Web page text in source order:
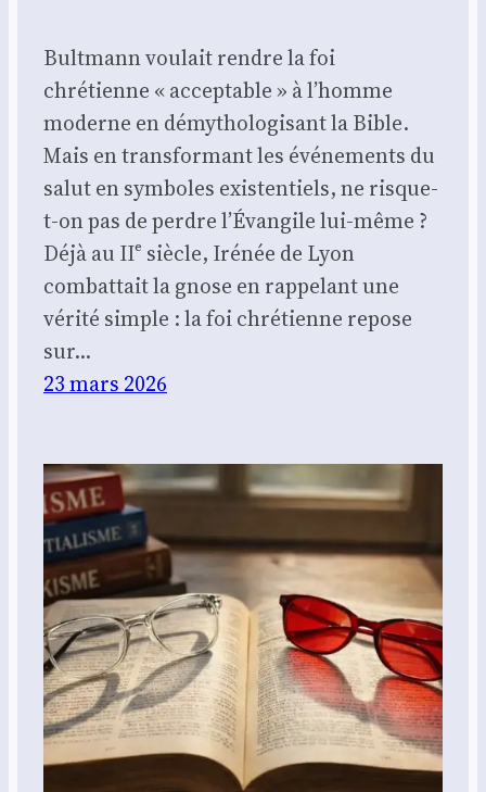
Bultmann voulait rendre la foi
chrétienne « acceptable » à l’homme
moderne en démythologisant la Bible.
Mais en transformant les événements du
salut en symboles existentiels, ne risque-
t-on pas de perdre l’Évangile lui-même ?
Déjà au IIᵉ siècle, Irénée de Lyon
combattait la gnose en rappelant une
vérité simple : la foi chrétienne repose
sur…
23 mars 2026